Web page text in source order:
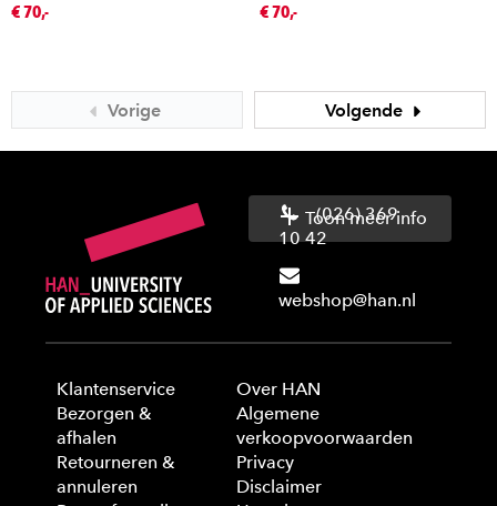
€ 70,-
€ 70,-
Vorige Volgende
(026) 369
10 42
webshop@han.nl
Toon meer info
Klantenservice
Bezorgen &
afhalen
Retourneren &
annuleren
Over HAN
Algemene
verkoopvoorwaarden
Privacy
Disclaimer